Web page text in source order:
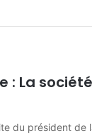
: La
du président